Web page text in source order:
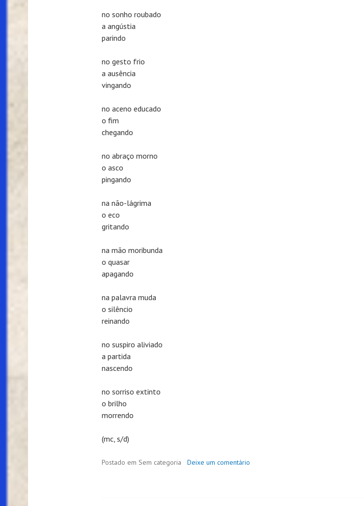
no sonho roubado
a angústia
parindo
no gesto frio
a ausência
vingando
no aceno educado
o fim
chegando
no abraço morno
o asco
pingando
na não-lágrima
o eco
gritando
na mão moribunda
o quasar
apagando
na palavra muda
o silêncio
reinando
no suspiro aliviado
a partida
nascendo
no sorriso extinto
o brilho
morrendo
(mc, s/d)
Postado em Sem categoria Deixe um comentário